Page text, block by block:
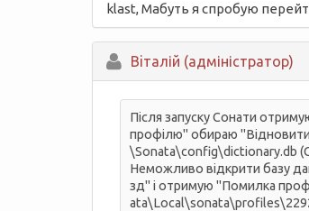
klast, Мабуть я спробую
Вiталій (адміністратор)
Після запуску Сонати
профілю" обираю "Відновити
\Sonata\config\dictionary.db
Неможливо відкрити базу
зд" і отримую "Помилка